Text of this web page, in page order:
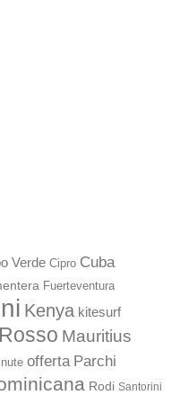
Verde Cipro Cuba
Fuerteventura
Kenya kitesurf
Mauritius
offerta Parchi
Rodi Santorini